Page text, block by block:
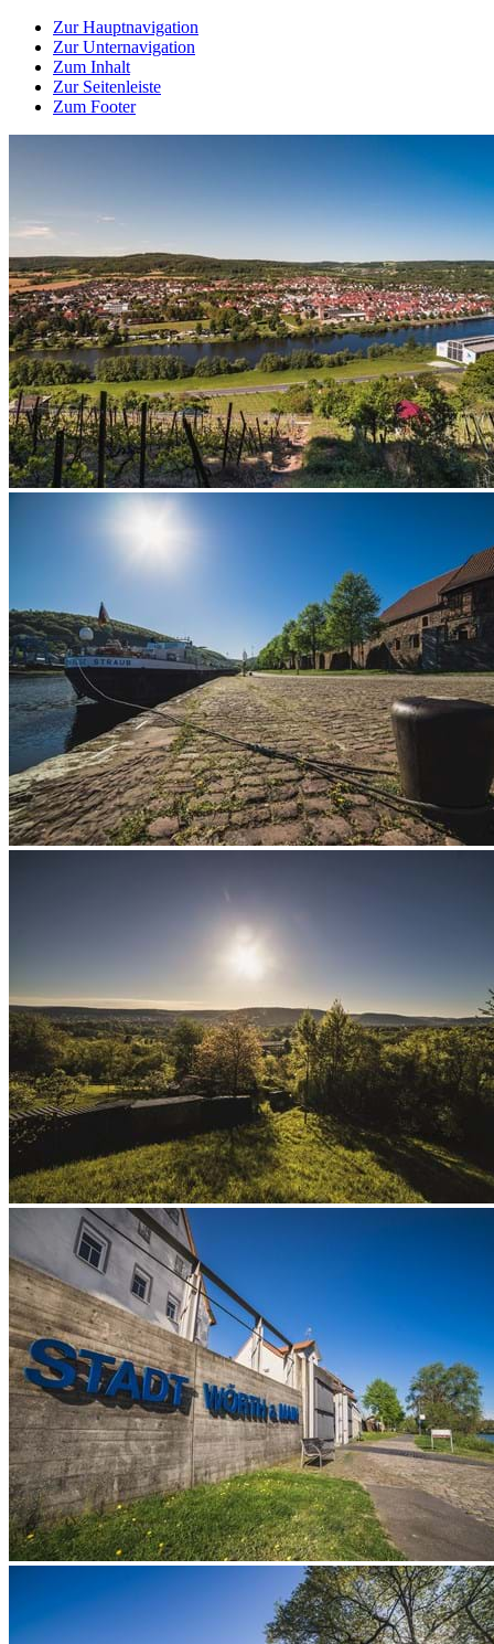
Zur Hauptnavigation
Zur Unternavigation
Zum Inhalt
Zur Seitenleiste
Zum Footer